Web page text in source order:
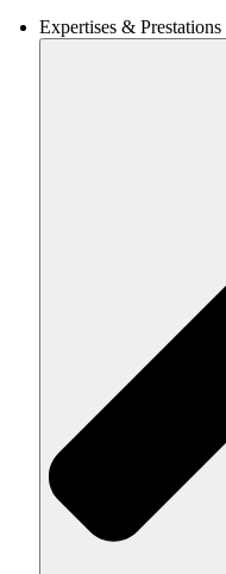
Expertises & Prestations